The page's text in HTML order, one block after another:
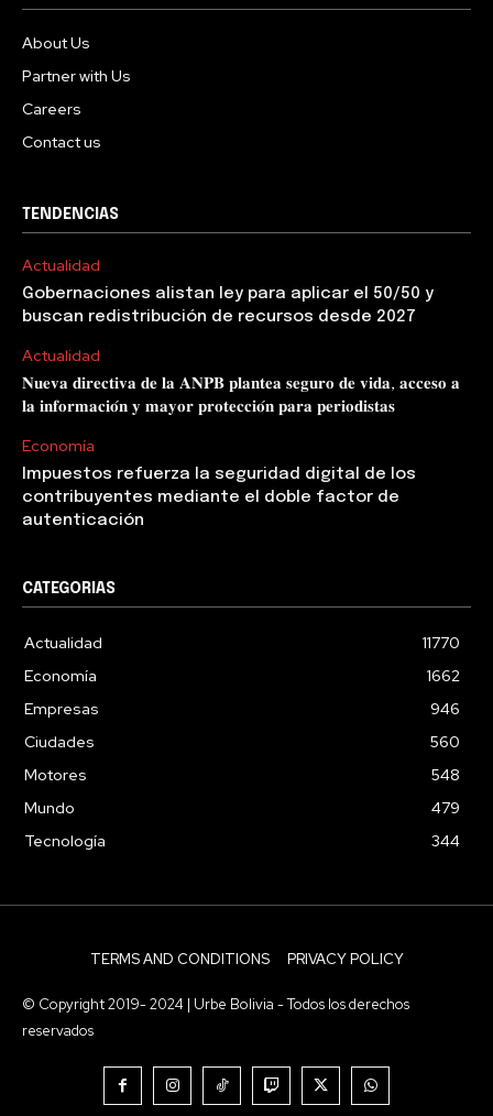
About Us
Partner with Us
Careers
Contact us
TENDENCIAS
Actualidad
Gobernaciones alistan ley para aplicar el 50/50 y
buscan redistribución de recursos desde 2027
Actualidad
𝐍𝐮𝐞𝐯𝐚 𝐝𝐢𝐫𝐞𝐜𝐭𝐢𝐯𝐚 𝐝𝐞 𝐥𝐚 𝐀𝐍𝐏𝐁 𝐩𝐥𝐚𝐧𝐭𝐞𝐚 𝐬𝐞𝐠𝐮𝐫𝐨 𝐝𝐞 𝐯𝐢𝐝𝐚, 𝐚𝐜𝐜𝐞𝐬𝐨 𝐚
𝐥𝐚 𝐢𝐧𝐟𝐨𝐫𝐦𝐚𝐜𝐢𝐨́𝐧 𝐲 𝐦𝐚𝐲𝐨𝐫 𝐩𝐫𝐨𝐭𝐞𝐜𝐜𝐢𝐨́𝐧 𝐩𝐚𝐫𝐚 𝐩𝐞𝐫𝐢𝐨𝐝𝐢𝐬𝐭𝐚𝐬
Economía
Impuestos refuerza la seguridad digital de los
contribuyentes mediante el doble factor de
autenticación
CATEGORIAS
Actualidad
11770
Economía
1662
Empresas
946
Ciudades
560
Motores
548
Mundo
479
Tecnología
344
TERMS AND CONDITIONS PRIVACY POLICY
© Copyright 2019- 2024 | Urbe Bolivia - Todos los derechos
reservados